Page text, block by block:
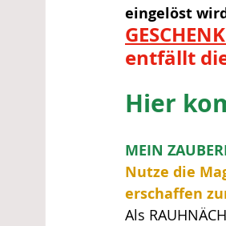
eingelöst
entfällt
Hier
MEIN
Nutze die
erschaffen
Als